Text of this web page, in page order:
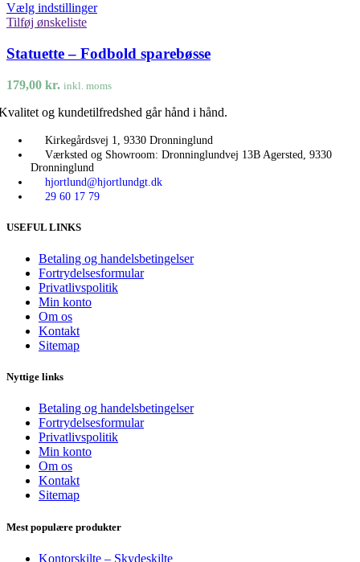
Vælg indstillinger
Tilføj ønskeliste
Statuette – Fodbold sparebøsse
179,00 kr. inkl. moms
og kundetilfredshed går hånd i hånd.
Kirkegårdsvej 1, 9330 Dronninglund
Værksted og Showroom: Dronninglundvej 13B Agersted, 9330
Dronninglund
hjortlund@hjortlundgt.dk
29 60 17 79
USEFUL LINKS
Betaling og handelsbetingelser
Fortrydelsesformular
Privatlivspolitik
Min konto
Om os
Kontakt
Sitemap
Nyttige links
Betaling og handelsbetingelser
Fortrydelsesformular
Privatlivspolitik
Min konto
Om os
Kontakt
Sitemap
Mest populære produkter
Kontorskilte – Skydeskilte